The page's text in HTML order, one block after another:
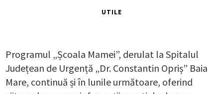
UTILE
Programul „Școala Mamei”, derulat la Spitalul
Județean de Urgență „Dr. Constantin Opriș” Baia
Mare, continuă și în lunile următoare, oferind